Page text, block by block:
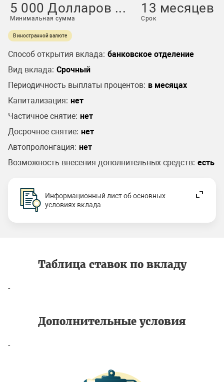
5 000 Долларов ...
Минимальная сумма
13 месяцев
Срок
В иностранной валюте
Способ открытия вклада: банковское отделение
Вид вклада: Срочный
Периодичность выплаты процентов: в месяцах
Капитализация: нет
Частичное снятие: нет
Досрочное снятие: нет
Автопролонгация: нет
Возможность внесения дополнительных средств: есть
Информационный лист об основных
условиях вклада
Таблица ставок по вкладу
-
Дополнительные условия
-